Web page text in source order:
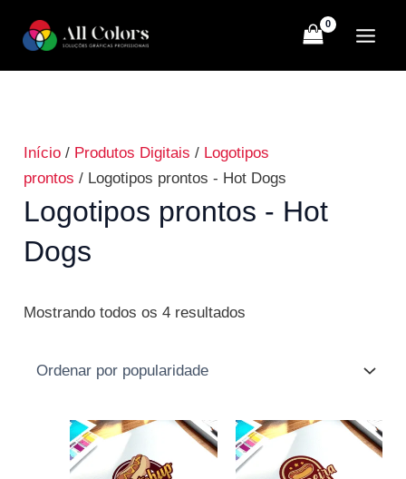
para
Início / Produtos Digitais / Logotipos
prontos / Logotipos prontos - Hot Dogs
Logotipos prontos - Hot
Dogs
Mostrando todos os 4 resultados